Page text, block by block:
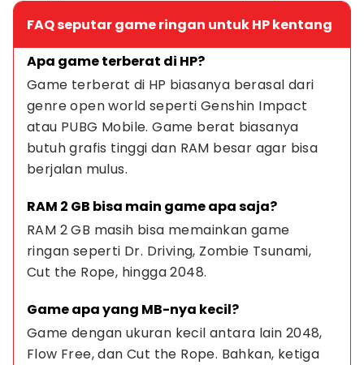
FAQ seputar game ringan untuk HP kentang
Apa game terberat di HP?
Game terberat di HP biasanya berasal dari
genre open world seperti Genshin Impact
atau PUBG Mobile. Game berat biasanya
butuh grafis tinggi dan RAM besar agar bisa
berjalan mulus.
RAM 2 GB bisa main game apa saja?
RAM 2 GB masih bisa memainkan game
ringan seperti Dr. Driving, Zombie Tsunami,
Cut the Rope, hingga 2048.
Game apa yang MB-nya kecil?
Game dengan ukuran kecil antara lain 2048,
Flow Free, dan Cut the Rope. Bahkan, ketiga